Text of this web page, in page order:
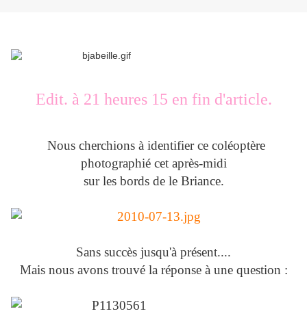
Edit. à 21 heures 15 en fin d'article.
Nous cherchions à identifier ce coléoptère
photographié cet après-midi
sur les bords de le Briance.
Sans succès jusqu'à présent....
Mais nous avons trouvé la réponse à une question :